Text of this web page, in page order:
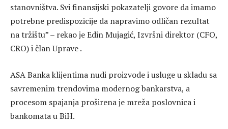
stanovništva. Svi finansijski pokazatelji govore da imamo
potrebne predispozicije da napravimo odličan rezultat
na tržištu” – rekao je Edin Mujagić, Izvršni direktor (CFO,
CRO) i član Uprave .
ASA Banka klijentima nudi proizvode i usluge u skladu sa
savremenim trendovima modernog bankarstva, a
procesom spajanja proširena je mreža poslovnica i
bankomata u BiH.